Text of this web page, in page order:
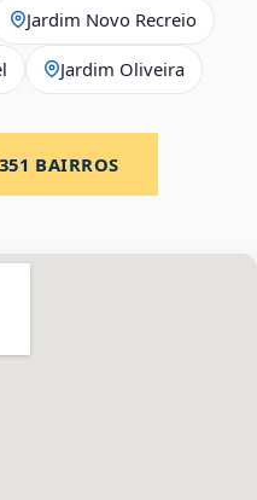
Jardim Novo Recreio
Jardim Oliveira
351 BAIRROS